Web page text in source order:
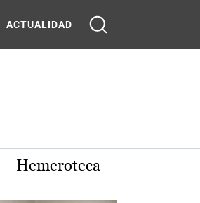
ACTUALIDAD
Hemeroteca